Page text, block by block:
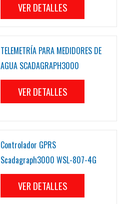
VER DETALLES
TELEMETRÍA PARA MEDIDORES DE
AGUA SCADAGRAPH3000
VER DETALLES
Controlador GPRS
Scadagraph3000 WSL-807-4G
VER DETALLES